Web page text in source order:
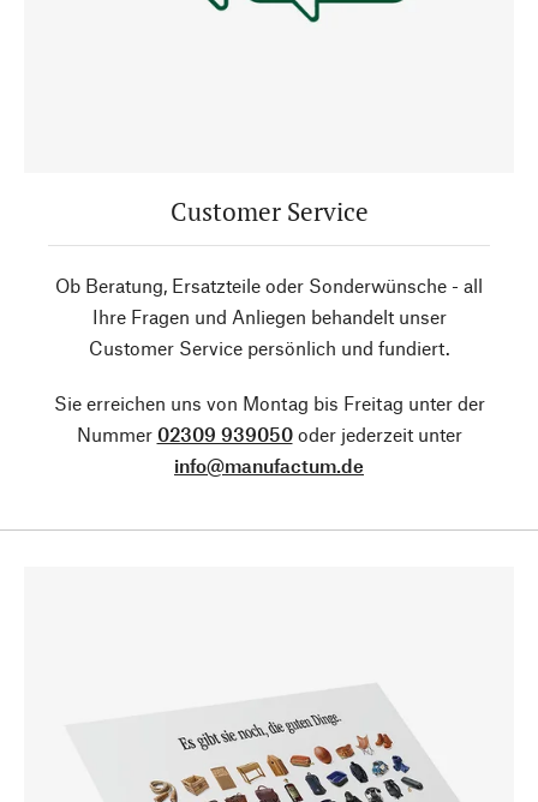
Customer Service
Ob Beratung, Ersatzteile oder Sonderwünsche - all
Ihre Fragen und Anliegen behandelt unser
Customer Service persönlich und fundiert.
Sie erreichen uns von Montag bis Freitag unter der
Nummer 02309 939050oder jederzeit unter
info@manufactum.de